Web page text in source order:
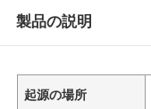
製品の説明
起源の場所